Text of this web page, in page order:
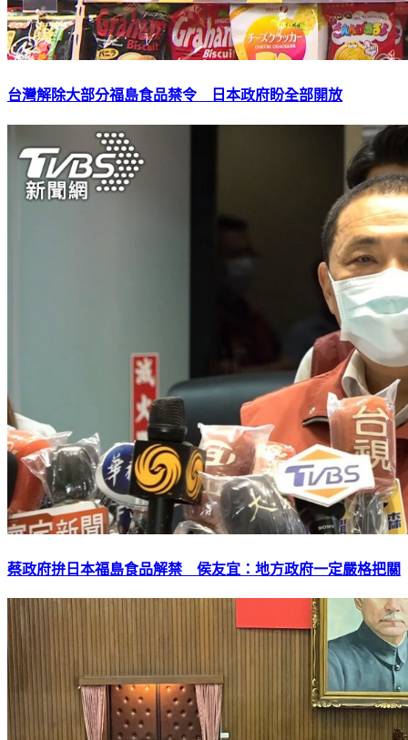
台灣解除大部分福島食品禁令 日本政府盼全部開放
蔡政府拚日本福島食品解禁 侯友宜：地方政府一定嚴格把關